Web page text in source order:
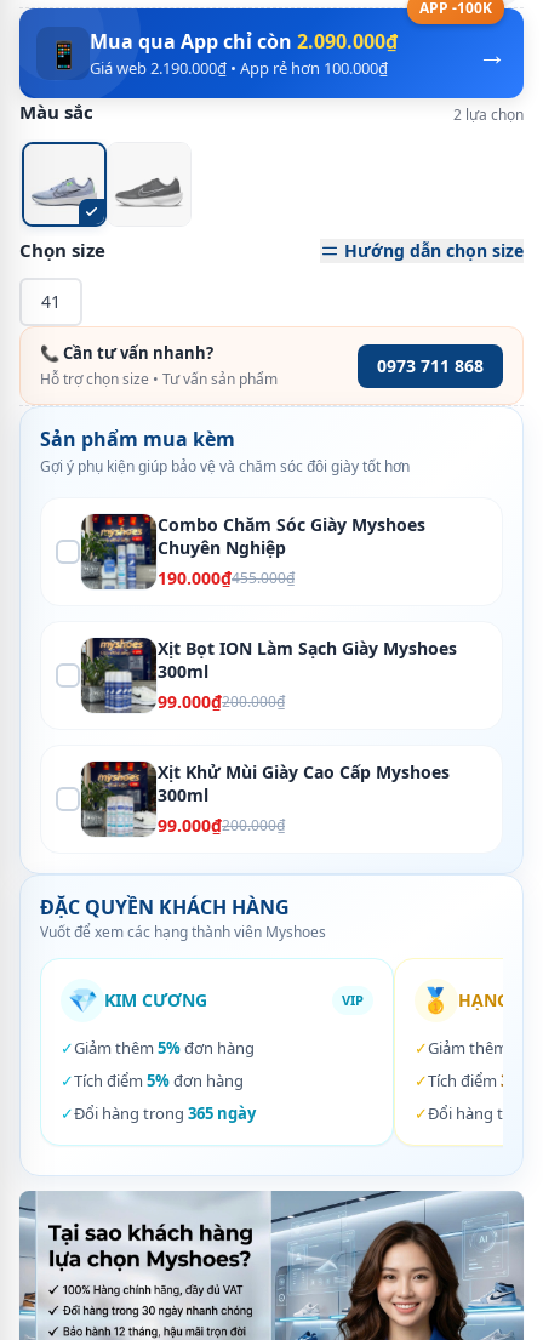
APP -100K
→
📱 Mua qua App chỉ còn 2.090.000₫
Giá web 2.190.000₫ • App rẻ hơn 100.000₫
Màu sắc 2 lựa chọn
Chọn size Hướng dẫn chọn size
41
📞 Cần tư vấn nhanh?
Hỗ trợ chọn size • Tư vấn sản phẩm
0973 711 868
Sản phẩm mua kèm
Gợi ý phụ kiện giúp bảo vệ và chăm sóc đôi giày tốt hơn
Combo Chăm Sóc Giày Myshoes
Chuyên Nghiệp
190.000₫455.000₫
Xịt Bọt ION Làm Sạch Giày Myshoes
300ml
99.000₫200.000₫
Xịt Khử Mùi Giày Cao Cấp Myshoes
300ml
99.000₫200.000₫
ĐẶC QUYỀN KHÁCH HÀNG
Vuốt để xem các hạng thành viên Myshoes
💎 KIM CƯƠNG VIP
✓Giảm thêm 5%đơn hàng
✓Tích điểm 5%đơn hàng
✓Đổi hàng trong 365 ngày
🥇 HẠNG
✓Giảm thêm
✓Tích điểm 3%
✓Đổi hàng trong